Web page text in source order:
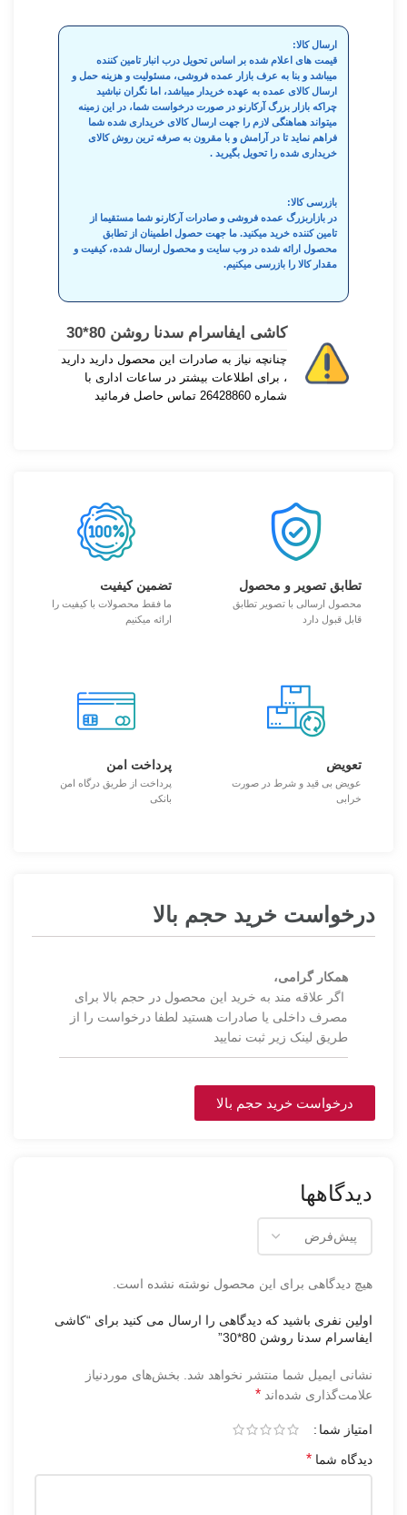
ارسال کالا:
قیمت های اعلام شده بر اساس تحویل درب انبار تامین کننده
میباشد و بنا به عرف بازار عمده فروشی، مسئولیت و هزینه حمل و
ارسال کالای عمده به عهده خریدار میباشد، اما نگران نباشید
چراکه بازار بزرگ آرکارنو در صورت درخواست شما، در این زمینه
میتواند هماهنگی لازم را جهت ارسال کالای خریداری شده شما
فراهم نماید تا در آرامش و با مقرون به صرفه ترین روش کالای
خریداری شده را تحویل بگیرید .
بازرسی کالا:
در بازاربزرگ عمده فروشی و صادرات آرکارنو شما مستقیما از
تامین کننده خرید میکنید. ما جهت حصول اطمینان از تطابق
محصول ارائه شده در وب سایت و محصول ارسال شده، کیفیت و
مقدار کالا را بازرسی میکنیم.
کاشی ایفاسرام سدنا روشن 80*30
چنانچه نیاز به صادرات این محصول دارید دارید
، برای اطلاعات بیشتر در ساعات اداری با
شماره 26428860 تماس حاصل فرمائید
تطابق تصویر و محصول
محصول ارسالی با تصویر تطابق
قابل قبول دارد
تضمین کیفیت
ما فقط محصولات با کیفیت را
ارائه میکنیم
تعویض
عویض بی قید و شرط در صورت
خرابی
پرداخت امن
پرداخت از طریق درگاه امن
بانکی
درخواست خرید حجم بالا
همکار گرامی،
اگر علاقه مند به خرید این محصول در حجم بالا برای
مصرف داخلی یا صادرات هستید لطفا درخواست را از
طریق لینک زیر ثبت نمایید
درخواست خرید حجم بالا
دیدگاهها
هیچ دیدگاهی برای این محصول نوشته نشده است.
اولین نفری باشید که دیدگاهی را ارسال می کنید برای “کاشی
ایفاسرام سدنا روشن 80*30”
نشانی ایمیل شما منتشر نخواهد شد.
بخش‌های موردنیاز
علامت‌گذاری شده‌اند *
امتیاز شما
دیدگاه شما *